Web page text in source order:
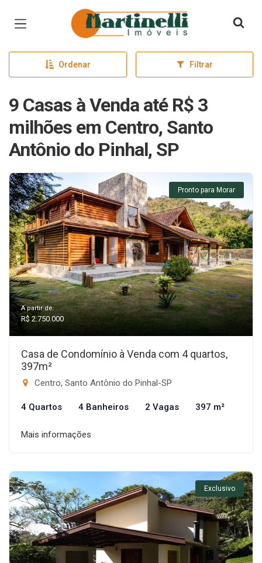
Página inicial
Ordenar Filtrar
9 Casas à Venda até R$ 3
milhões em Centro, Santo
Antônio do Pinhal, SP
Pronto para Morar
A partir de:
R$ 2.750.000
Casa de Condomínio à Venda com 4 quartos,
397m²
Centro, Santo Antônio do Pinhal-SP
4 Quartos 4 Banheiros 2 Vagas 397 m²
Mais informações
Exclusivo